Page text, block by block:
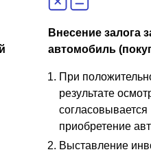
Внесение залога
автомобиль
При
результате
согласовывается
приобретение
Выставление